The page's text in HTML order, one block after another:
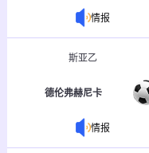
情报
斯亚乙
德伦弗赫尼卡
情报